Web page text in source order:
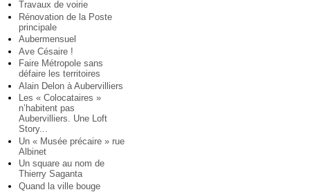
Travaux de voirie
Rénovation de la Poste
principale
Aubermensuel
Ave Césaire !
Faire Métropole sans
défaire les territoires
Alain Delon à Aubervilliers
Les « Colocataires »
n’habitent pas
Aubervilliers. Une Loft
Story...
Un « Musée précaire » rue
Albinet
Un square au nom de
Thierry Saganta
Quand la ville bouge